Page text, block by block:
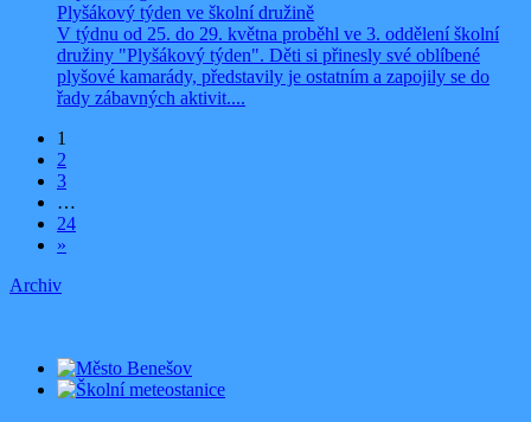
Plyšákový týden ve školní družině
V týdnu od 25. do 29. května proběhl ve 3. oddělení školní
družiny "Plyšákový týden". Děti si přinesly své oblíbené
plyšové kamarády, představily je ostatním a zapojily se do
řady zábavných aktivit....
1
2
3
…
24
»
Archiv